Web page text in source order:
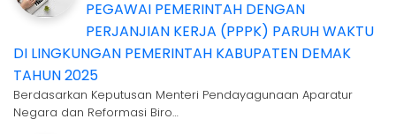
PEGAWAI PEMERINTAH DENGAN
PERJANJIAN KERJA (PPPK) PARUH WAKTU
DI LINGKUNGAN PEMERINTAH KABUPATEN DEMAK
TAHUN 2025
Berdasarkan Keputusan Menteri Pendayagunaan Aparatur
Negara dan Reformasi Biro…